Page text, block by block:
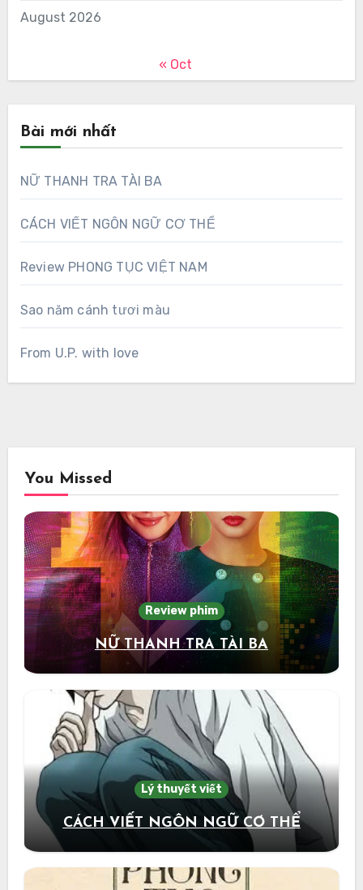
August 2026
« Oct
Bài mới nhất
NỮ THANH TRA TÀI BA
CÁCH VIẾT NGÔN NGỮ CƠ THỂ
Review PHONG TỤC VIỆT NAM
Sao năm cánh tươi màu
From U.P. with love
You Missed
Review phim
NỮ THANH TRA TÀI BA
Lý thuyết viết
CÁCH VIẾT NGÔN NGỮ CƠ THỂ